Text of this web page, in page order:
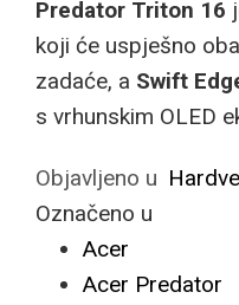
Predator Triton 16
koji će uspješno
zadaće, a Swift
s vrhunskim OLED
Objavljeno u
Označeno u
Acer
Acer Predator